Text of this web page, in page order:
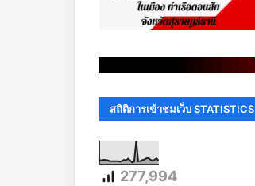
. . . . .
สถิติการเข้าชมเว็บ STATISTICS
277,994